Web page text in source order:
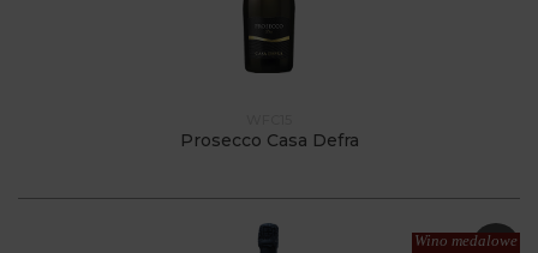
Prosecco Casa Defra
Wino medalowe